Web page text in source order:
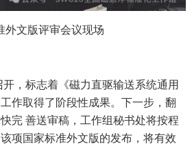
文版评审会议现场
，标志着《磁力直驱输送系统通用
作取得了阶段性成果。下一步，翻
完 善送审稿，工作组秘书处将按程
项国家标准外文版的发布，将有效